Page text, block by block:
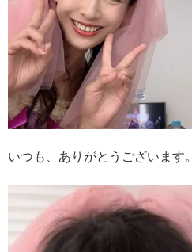
いつも、ありがとうございます。